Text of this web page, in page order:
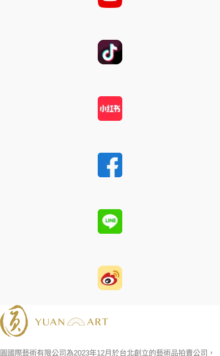
圓國際藝術有限公司為2023年12月於台北創立的藝術品拍賣公司，